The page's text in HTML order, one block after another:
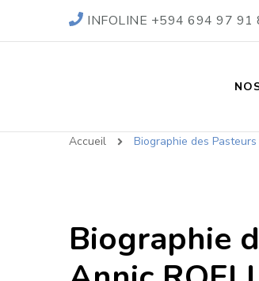
INFOLINE +594 694 97 91
Accueil Biographie des Pasteurs
Biographie